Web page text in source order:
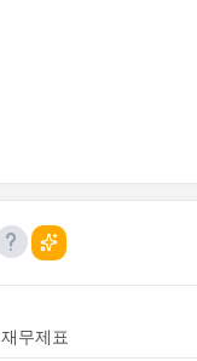
무제표